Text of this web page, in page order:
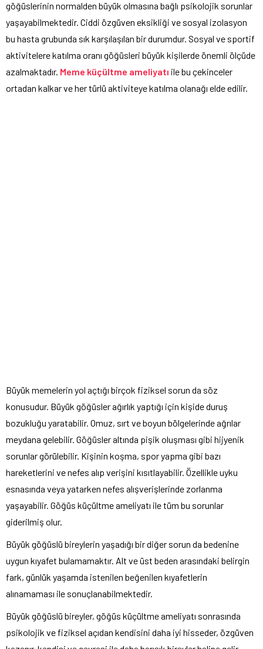
göğüslerinin normalden büyük olmasına bağlı psikolojik sorunlar
yaşayabilmektedir. Ciddi özgüven eksikliği ve sosyal izolasyon
bu hasta grubunda sık karşılaşılan bir durumdur. Sosyal ve sportif
aktivitelere katılma oranı göğüsleri büyük kişilerde önemli ölçüde
azalmaktadır. Meme küçültme ameliyatı ile bu çekinceler
ortadan kalkar ve her türlü aktiviteye katılma olanağı elde edilir.
Büyük memelerin yol açtığı birçok fiziksel sorun da söz
konusudur. Büyük göğüsler ağırlık yaptığı için kişide duruş
bozukluğu yaratabilir. Omuz, sırt ve boyun bölgelerinde ağrılar
meydana gelebilir. Göğüsler altında pişik oluşması gibi hijyenik
sorunlar görülebilir. Kişinin koşma, spor yapma gibi bazı
hareketlerini ve nefes alıp verişini kısıtlayabilir. Özellikle uyku
esnasında veya yatarken nefes alışverişlerinde zorlanma
yaşayabilir. Göğüs küçültme ameliyatı ile tüm bu sorunlar
giderilmiş olur.
Büyük göğüslü bireylerin yaşadığı bir diğer sorun da bedenine
uygun kıyafet bulamamaktır. Alt ve üst beden arasındaki belirgin
fark, günlük yaşamda istenilen beğenilen kıyafetlerin
alınamaması ile sonuçlanabilmektedir.
Büyük göğüslü bireyler, göğüs küçültme ameliyatı sonrasında
psikolojik ve fiziksel açıdan kendisini daha iyi hisseder, özgüven